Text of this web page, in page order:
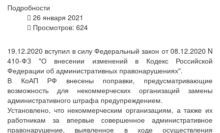
Подробности
26 января 2021
Просмотров: 624
19.12.2020 вступил в силу Федеральный закон от 08.12.2020 N
410-ФЗ "О внесении изменений в Кодекс Российской
Федерации об административных правонарушениях".
В КоАП РФ внесены поправки, предусматривающие
возможность для некоммерческих организаций замены
административного штрафа предупреждением.
Установлено, что некоммерческим организациям, а также их
работникам за впервые совершенное административное
правонарушение, выявленное в ходе осуществления